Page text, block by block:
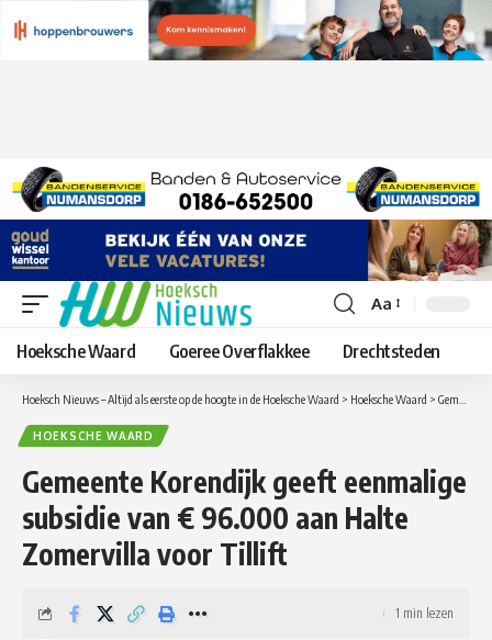
Lettergrootte
aanpassen
Aa
Hoeksche Waard Goeree Overflakkee Drechtsteden
Hoeksch Nieuws – Altijd als eerste op de hoogte in de Hoeksche Waard > Hoeksche Waard > Gemeente Korendijk geeft eenmalige subsidie van € 96.000 aan Halte Zomervilla voor Tillift
HOEKSCHE WAARD
Gemeente Korendijk geeft eenmalige
subsidie van € 96.000 aan Halte
Zomervilla voor Tillift
1 min lezen